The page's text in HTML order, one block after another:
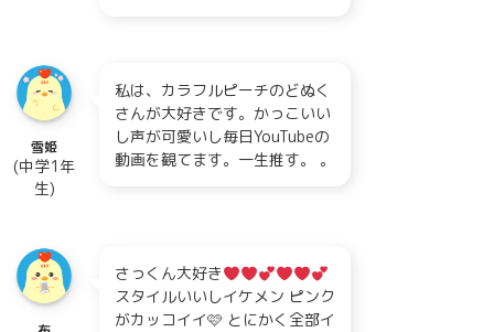
雪姫
(中学1年
生)
私は、カラフルピーチのどぬく
さんが大好きです。かっこいい
し声が可愛いし毎日YouTubeの
動画を観てます。一生推す。 。
さっくん大好き
スタイルいいしイケメン ピンク
がカッコイイ🩷 とにかく全部イ